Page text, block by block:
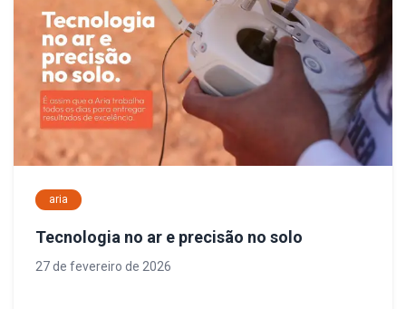
aria
Tecnologia no ar e precisão no solo
27 de fevereiro de 2026